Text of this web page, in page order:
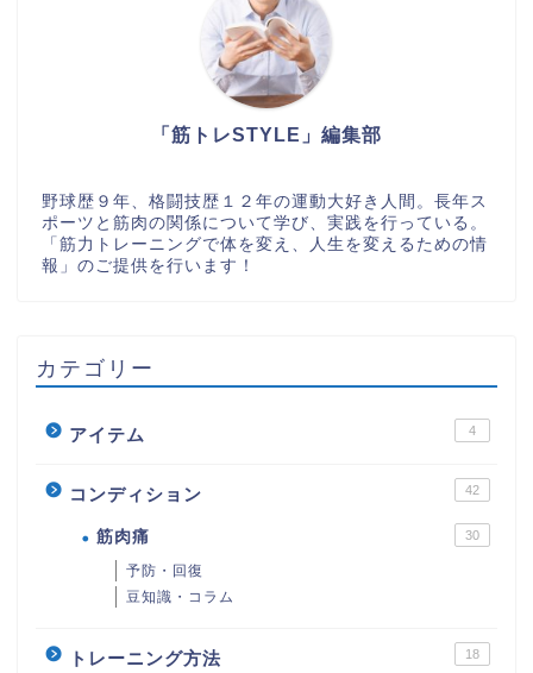
「筋トレSTYLE」編集部
野球歴９年、格闘技歴１２年の運動大好き人間。長年ス
ポーツと筋肉の関係について学び、実践を行っている。
「筋力トレーニングで体を変え、人生を変えるための情
報」のご提供を行います！
カテゴリー
アイテム 4
コンディション 42
筋肉痛 30
予防・回復
豆知識・コラム
トレーニング方法 18